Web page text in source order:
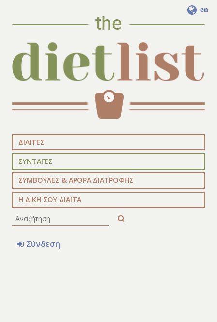
en
ΔΙΑΙΤΕΣ
ΣΥΝΤΑΓΕΣ
ΣΥΜΒΟΥΛΕΣ & ΑΡΘΡΑ ΔΙΑΤΡΟΦΗΣ
Η ΔΙΚΗ ΣΟΥ ΔΙΑΙΤΑ
Σύνδεση